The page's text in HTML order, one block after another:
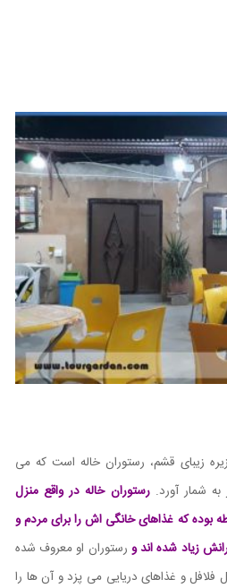
زیبای قشم، رستوران خاله است که می
شمار آورد.رستوران خاله در واقع منزل
بوده که غذاهای خانگی اش را برای مردم و
زیاد شده اند و رستوران او معروف شده
و غذاهای دریایی می پزد و آن ها را